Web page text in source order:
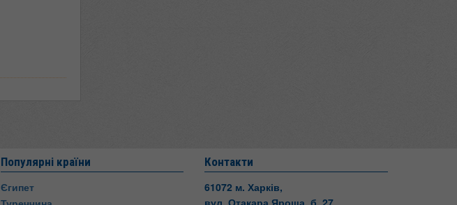
Популярні країни
Єгипет
Контакти
61072 м. Харків,
вул. Отакара Яроша, б. 27